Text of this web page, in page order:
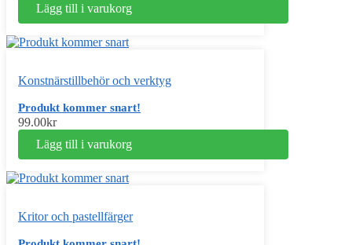
Lägg till i varukorg
Konstnärstillbehör och verktyg
Produkt kommer snart!
99.00kr
Lägg till i varukorg
Kritor och pastellfärger